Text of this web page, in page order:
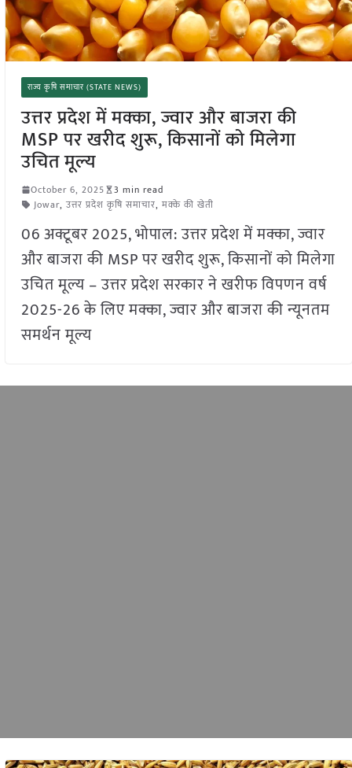
राज्य कृषि समाचार (STATE NEWS)
उत्तर प्रदेश में मक्का, ज्वार और बाजरा की
MSP पर खरीद शुरू, किसानों को मिलेगा
उचित मूल्य
October 6, 2025
3 min read
Jowar, उत्तर प्रदेश कृषि समाचार, मक्के की खेती
06 अक्टूबर 2025, भोपाल: उत्तर प्रदेश में मक्का, ज्वार
और बाजरा की MSP पर खरीद शुरू, किसानों को मिलेगा
उचित मूल्य – उत्तर प्रदेश सरकार ने खरीफ विपणन वर्ष
2025-26 के लिए मक्का, ज्वार और बाजरा की न्यूनतम
समर्थन मूल्य